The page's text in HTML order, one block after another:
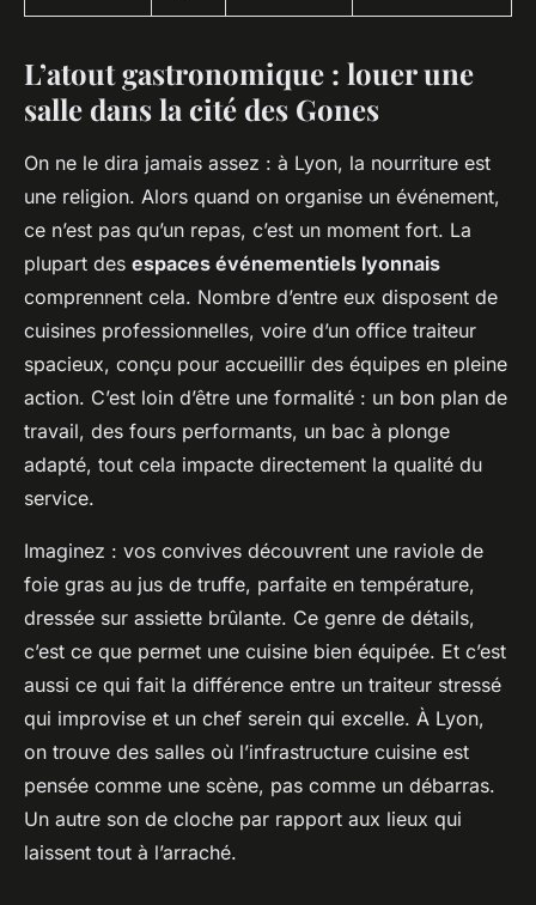
L’atout gastronomique : louer une
salle dans la cité des Gones
On ne le dira jamais assez : à Lyon, la nourriture est
une religion. Alors quand on organise un événement,
ce n’est pas qu’un repas, c’est un moment fort. La
plupart des espaces événementiels lyonnais
comprennent cela. Nombre d’entre eux disposent de
cuisines professionnelles, voire d’un office traiteur
spacieux, conçu pour accueillir des équipes en pleine
action. C’est loin d’être une formalité : un bon plan de
travail, des fours performants, un bac à plonge
adapté, tout cela impacte directement la qualité du
service.
Imaginez : vos convives découvrent une raviole de
foie gras au jus de truffe, parfaite en température,
dressée sur assiette brûlante. Ce genre de détails,
c’est ce que permet une cuisine bien équipée. Et c’est
aussi ce qui fait la différence entre un traiteur stressé
qui improvise et un chef serein qui excelle. À Lyon,
on trouve des salles où l’infrastructure cuisine est
pensée comme une scène, pas comme un débarras.
Un autre son de cloche par rapport aux lieux qui
laissent tout à l’arraché.